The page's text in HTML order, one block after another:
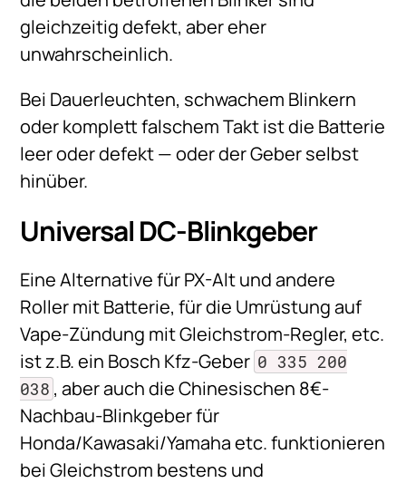
gleichzeitig defekt, aber eher
unwahrscheinlich.
Bei Dauerleuchten, schwachem Blinkern
oder komplett falschem Takt ist die Batterie
leer oder defekt — oder der Geber selbst
hinüber.
Universal DC-Blinkgeber
Eine Alternative für PX-Alt und andere
Roller mit Batterie, für die Umrüstung auf
Vape-Zündung mit Gleichstrom-Regler, etc.
ist z.B. ein Bosch Kfz-Geber 0 335 200
038 , aber auch die Chinesischen 8€-
Nachbau-Blinkgeber für
Honda/Kawasaki/Yamaha etc. funktionieren
bei Gleichstrom bestens und